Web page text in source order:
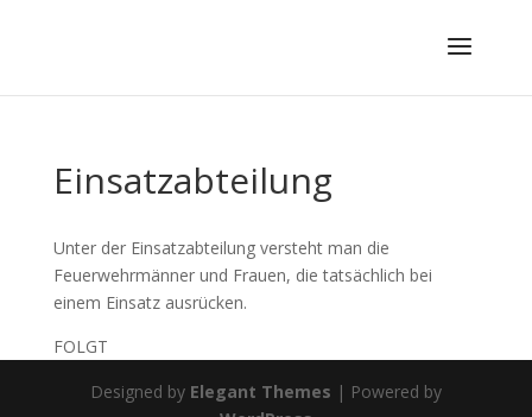
Einsatzabteilung
Unter der Einsatzabteilung versteht man die
Feuerwehrmänner und Frauen, die tatsächlich bei
einem Einsatz ausrücken.
FOLGT
Designed by Elegant Themes | Powered by